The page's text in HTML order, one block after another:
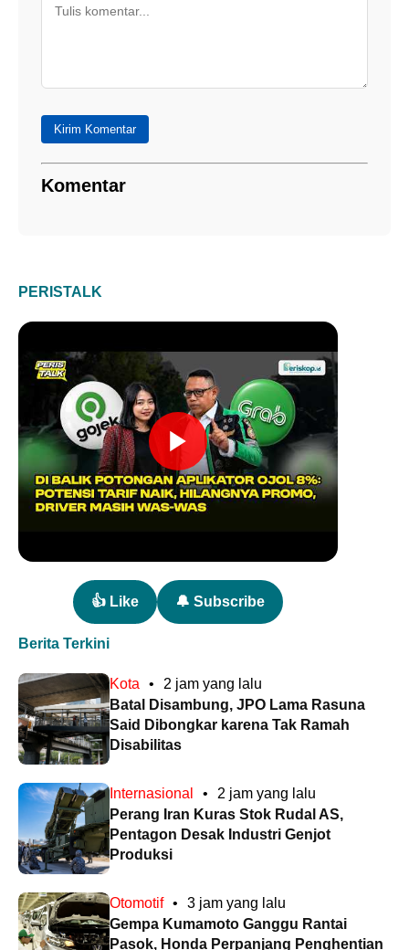
Kirim Komentar
Komentar
PERISTALK
👍 Like 🔔 Subscribe
Berita Terkini
Kota •
2 jam yang lalu
Batal Disambung, JPO Lama Rasuna
Said Dibongkar karena Tak Ramah
Disabilitas
Internasional •
2 jam yang lalu
Perang Iran Kuras Stok Rudal AS,
Pentagon Desak Industri Genjot
Produksi
Otomotif •
3 jam yang lalu
Gempa Kumamoto Ganggu Rantai
Pasok, Honda Perpanjang Penghentian